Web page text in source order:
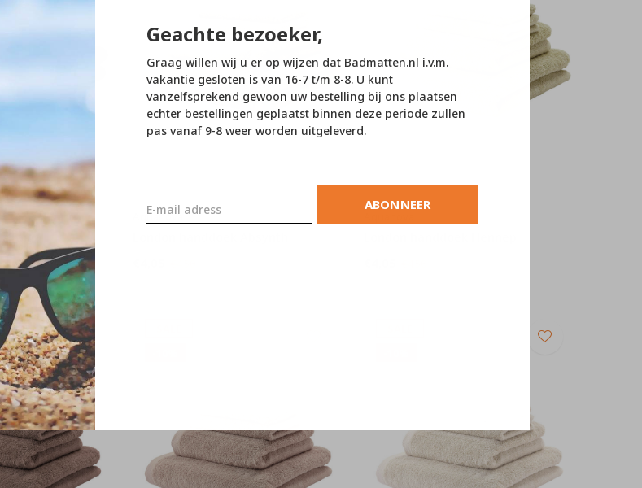
Geachte bezoeker,
Graag willen wij u er op wijzen dat Badmatten.nl i.v.m.
vakantie gesloten is van 16-7 t/m 8-8. U kunt
vanzelfsprekend gewoon uw bestelling bij ons plaatsen
echter bestellingen geplaatst binnen deze periode zullen
pas vanaf 9-8 weer worden uitgeleverd.
ABONNEER
Aquanova